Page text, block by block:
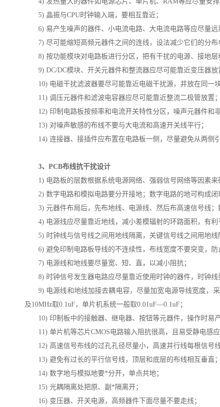
5) 晶振与CPU时钟输入端，要相互靠近；
6) 易产生噪声的器件、小电流电路、大电流电路等应尽量
7) 尽可能缩短高频元器件之间的连线，设法减少它们的分
8) 按功能模块对电路板进行分区，把有干扰的电源、接地
9) DC/DC模块、开关元器件和整流器应尽可能靠近变压器放
10) 电磁干扰滤波器要尽可能靠近电磁干扰源，并放在同一
11) 调压元器件和滤波电容器应尽可能靠近整流二极管放置
12) 印制电路板按频率和电流开关特性分区，噪声元器件和
13) 对噪声敏感的布线不要与大电流和高速开关线平行；
14) 连接器、接插件应布置在电路板一侧，尽量避免从两侧
3、 PCB布线抗干扰设计
1) 电路板的层数根据系统电源网络、强弱信号网络等因素
2) 数字电路和模拟电路要分开接地；数字电路的地可构成
3) 元器件布局后，先布地线、电源线、然后布高速信号线
4) 电源线应尽量靠近地线，减小差模辐射的环路面积，有
5) 时钟线与信号线之间用地线隔离，关键信号线之间用地
6) 避免印制电路板导线的不连续性，布线宽度不要突变，
7) 电源线和地线要尽量宽、短、直，以减小阻抗；
8) 时钟信号发生器电路应尽量靠近使用时钟的器件，时钟
9) 电源线和地线加接去耦电容，尽量加宽电源导线宽度，
及10MHz取0.1uF，单片机系统一般取0.01uF—0.1uF；
10) 印制板中的接触器、继电器、按钮等元器件，操作时易
11) 单片机等芯片CMOS电路输入阻抗很高，且易受静电感
12) 高速信号布线的过孔孔径尽量小，高速并行线每根信号
13) 避免有过长的平行信号线，顶层和底层的布线相互垂直
14) 数字地与模拟地要*分开，单点共地；
15) 光耦隔离处把原、副*隔离开；
16) 变压器、开关电源，高频器件下面尽量不要走线；